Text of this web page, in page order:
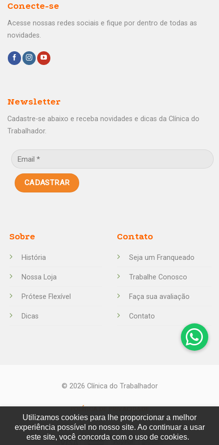
Conecte-se
Acesse nossas redes sociais e fique por dentro de todas as
novidades.
Sobre
História
Nossa Loja
Prótese Flexível
Dicas
Contato
Seja um Franqueado
Trabalhe Conosco
Faça sua avaliação
Contato
Newsletter
Cadastre-se abaixo e receba novidades e dicas da Clínica do
Trabalhador.
© 2026 Clínica do Trabalhador
Utilizamos cookies para lhe proporcionar a melhor
experiência possível no nosso site. Ao continuar a usar
este site, você concorda com o uso de cookies.